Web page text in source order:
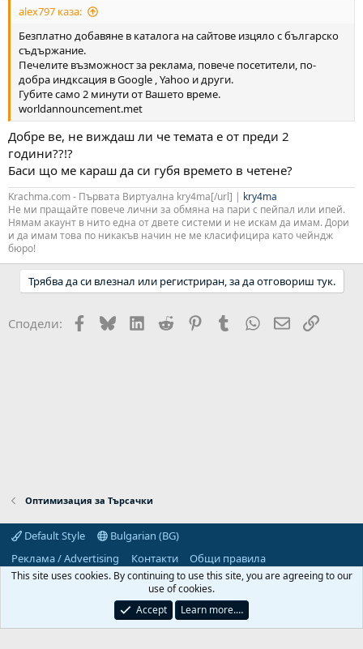
alex797 каза:
Безплатно добавяне в каталога на сайтове изцяло с българско
съдържание.
Печелите възможност за реклама, повече посетители, по-
добра индксация в Google , Yahoo и други.
Губите само 2 минути от Вашето време.
worldannouncement.met
Добре ве, не виждаш ли че темата е от преди 2
години??!?
Баси що ме караш да си губя времето в четене?
Krachma.com - Първата Виртуална kry4ma[/url] | kry4ma
Не ми пращайте повече лични за обмяна на пари с пейпал или ипей.
Нямам акаунт в нито една от двете системи и не искам да имам. Дори
и да имам това по никакъв начин не ме класифицира като чейндж
бюро!
Трябва да си влезнал или регистриран, за да отговориш тук.
Сподели: Facebook
BlueskyLinkedIn
Reddit PinterestTumblr WhatsApp
EmailLink
Оптимизация за Търсачки
Default Style
Bulgarian (BG)
Реклама / Advertising
Контакти
Общи правила
Декларация за поверителност
Помощ Начало
R
S
Predpriemach.com © 2006-2026. Hosting by:
This site uses cookies. By continuing to use this site, you are agreeing to our
use of cookies.
Accept
Learn more.…